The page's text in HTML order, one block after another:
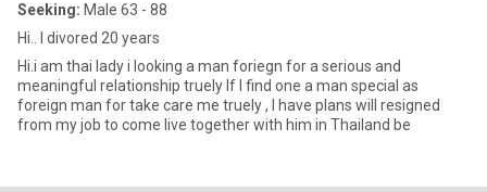
Seeking: Male 63 - 88
Hi.. I divored 20 years
Hi.i am thai lady i looking a man foriegn for a serious and
meaningful relationship truely If I find one a man special as
foreign man for take care me truely , I have plans will resigned
from my job to come live together with him in Thailand be